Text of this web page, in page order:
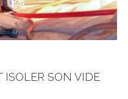
ISOLER SON VIDE